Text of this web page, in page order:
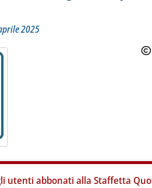
2025
utenti abbonati alla Staffetta